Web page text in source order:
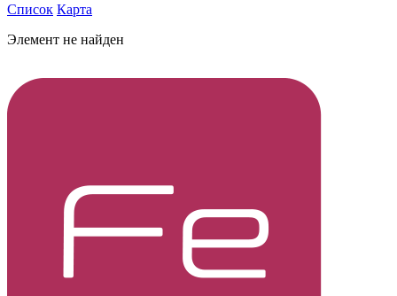
Список Карта
Элемент не найден